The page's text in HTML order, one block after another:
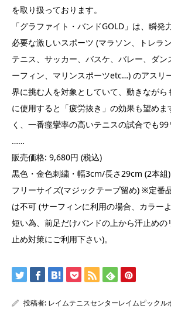
を取り扱っております。
「グラファイト・バンドGOLD」は、瞬発
必要な激しいスポーツ (マラソン、トレラ
テニス、サッカー、バスケ、バレー、ダ
ーフィン、マリンスポーツetc…) のアスリ
界に挑む人を対象としていて、動きなが
に使用すると「疲労抜き」の効果も望めま
く、一番痙攣率の高いテニスの試合でも99
……
販売価格: 9,680円 (税込)
黒色・金色刺繍・幅3cm/長さ29cm (2本組)
フリーサイズ(マジックテープ留め) ※定番
は不可 (サーフィンに利用の場合、カラー
短い為、前足だけバンドの上から汗止め
止め対策にご利用下さい)。
投稿者: レイムテニスセンターレイムピックル